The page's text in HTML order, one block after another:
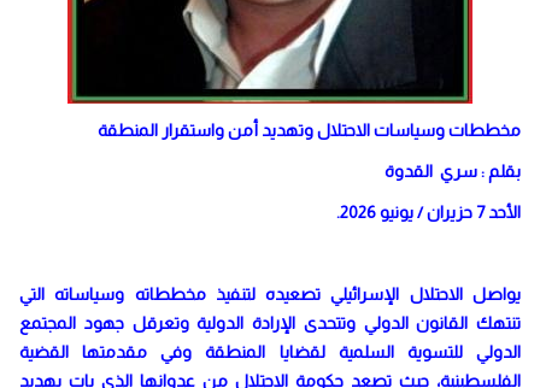
مخططات وسياسات الاحتلال وتهديد أمن واستقرار المنطقة
بقلم : سري القدوة
الأحد 7 حزيران / يونيو 2026.
يواصل الاحتلال الإسرائيلي تصعيده لتنفيذ مخططاته وسياساته التي
تنتهك القانون الدولي وتتحدى الإرادة الدولية وتعرقل جهود المجتمع
الدولي للتسوية السلمية لقضايا المنطقة وفي مقدمتها القضية
الفلسطينية، حيث تصعد حكومة الاحتلال من عدوانها الذي بات يهديد